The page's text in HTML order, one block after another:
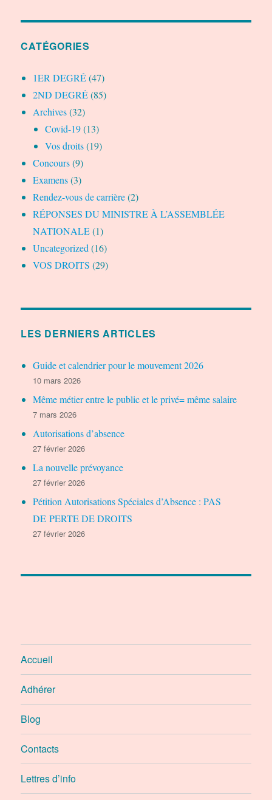
CATÉGORIES
1ER DEGRÉ(47)
2ND DEGRÉ(85)
Archives(32)
Covid-19(13)
Vos droits(19)
Concours(9)
Examens(3)
Rendez-vous de carrière(2)
RÉPONSES DU MINISTRE À L’ASSEMBLÉE
NATIONALE(1)
Uncategorized (16)
VOS DROITS (29)
LES DERNIERS ARTICLES
Guide et calendrier pour le mouvement 2026
10 mars 2026
Même métier entre le public et le privé= même salaire
7 mars 2026
Autorisations d’absence
27 février 2026
La nouvelle prévoyance
27 février 2026
Pétition Autorisations Spéciales d’Absence : PAS
DE PERTE DE DROITS
27 février 2026
Accueil
Adhérer
Blog
Contacts
Lettres d’info